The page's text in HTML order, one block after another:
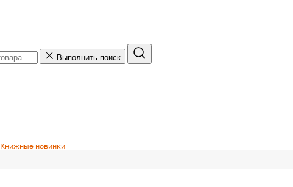
Выполнить поиск
Книжные новинки
Подписка на рассылку